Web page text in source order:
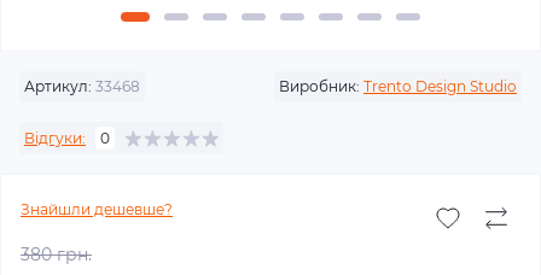
Артикул: 33468 Виробник: Trento Design Studio
Відгуки: 0
Знайшли дешевше?
380 грн.